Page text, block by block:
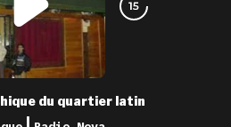
du quartier latin